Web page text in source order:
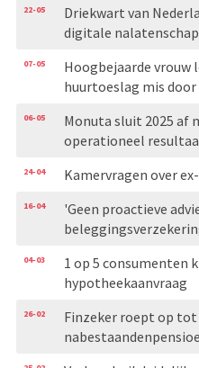
22-05
Driekwart van
digitale nalatenschap
07-05
Hoogbejaarde vrouw
huurtoeslag mis
06-05
Monuta sluit 2025
operationeel
24-04 Kamervragen over
16-04
'Geen proactieve
04-03
1 op 5 consumenten
hypotheekaanvraag
26-02
Finzeker roept op